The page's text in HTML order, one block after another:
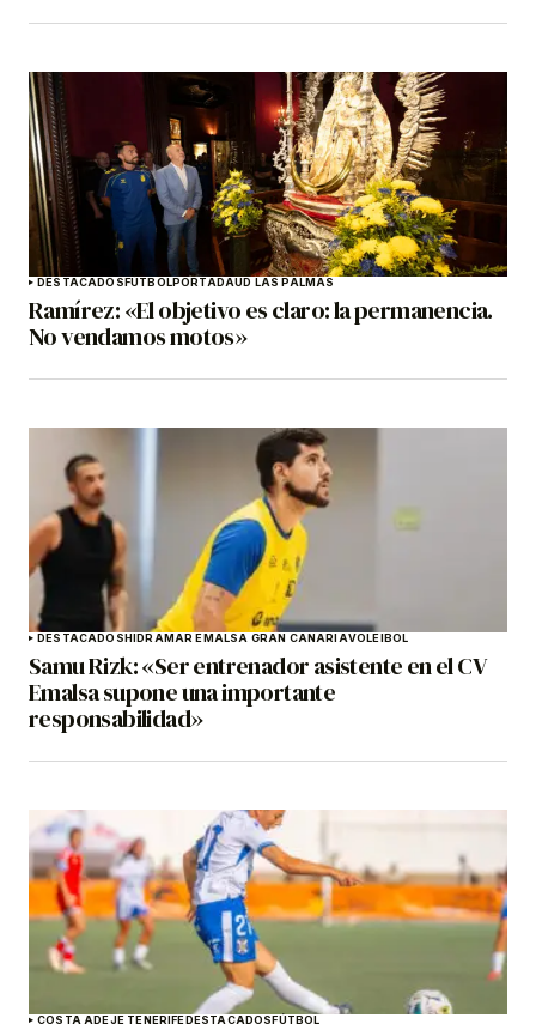
DESTACADOSFÚTBOLPORTADAUD LAS PALMAS
Ramírez: «El objetivo es claro: la permanencia.
No vendamos motos»
DESTACADOSHIDRAMAR EMALSA GRAN CANARIAVOLEIBOL
Samu Rizk: «Ser entrenador asistente en el CV
Emalsa supone una importante
responsabilidad»
COSTA ADEJE TENERIFEDESTACADOSFÚTBOL